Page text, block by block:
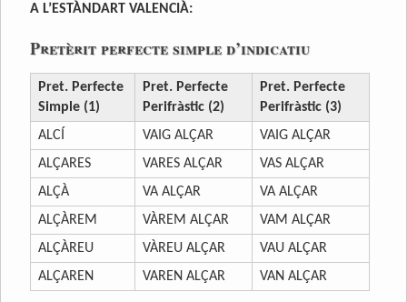
A L’ESTÀNDART VALENCIÀ:
Pretèrit perfecte simple d’indicatiu
Pret. Perfecte
Simple (1)
Pret. Perfecte
Perifràstic (2)
Pret. Perfecte
Perifràstic (3)
ALCÍ
VAIG ALÇAR
VAIG ALÇAR
ALÇARES
VARES ALÇAR
VAS ALÇAR
ALÇÀ
VA ALÇAR
VA ALÇAR
ALÇÀREM
VÀREM ALÇAR
VAM ALÇAR
ALÇÀREU
VÀREU ALÇAR
VAU ALÇAR
ALÇAREN
VAREN ALÇAR VAN ALÇAR